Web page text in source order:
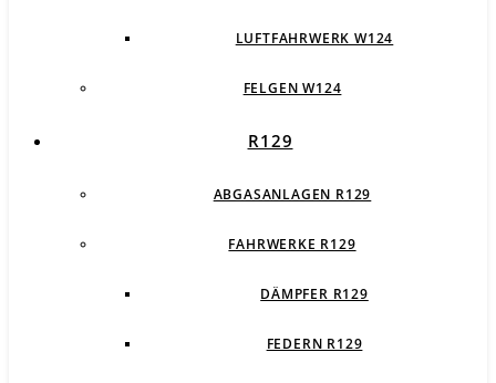
LUFTFAHRWERK W124
FELGEN W124
R129
ABGASANLAGEN R129
FAHRWERKE R129
DÄMPFER R129
FEDERN R129